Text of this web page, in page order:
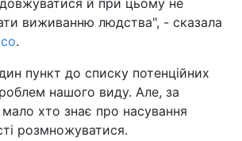
й при цьому не
виживанню людства", - сказала
.
пункт до списку потенційних
нашого виду. Але, за
хто знає про насування
розмножуватися.